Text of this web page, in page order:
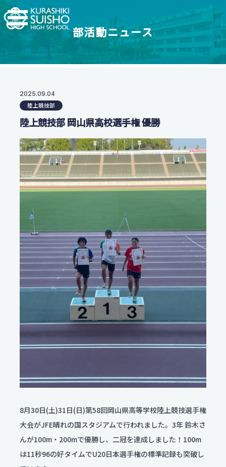
学科・コース
進学コース
【普通科】創学コース
創学コース 自己探求系
創学コース 福祉探求系
商業科
地域マーケティングコース
会計マネジメントコース
生活科学科
服飾コーディネートコース
食物クリエイトコース
保育デザインコース
看護科
看護科（⾼校課程）
専攻科（専攻科課程）
学校情報
制服紹介
2.5次元先生図鑑
翠松高校の強み
茶道教育
地域との連携
支援体制
翠松図鑑
進学実績
部活動一覧
部活動一覧
部活動ニュース
スイッチ！未来を開こう
オープンスクール・入試情報
今後のスケジュール
資料請求
お知らせ
翠松ニュース
在校生・保護者のみなさま
部活動ニュース
お問い合わせ
各種証明書発行
よくある質問
学校評価
教職員募集
関連リンク
部活動ニュース
2025.09.04
陸上競技部
陸上競技部 岡山県高校選手権 優勝
8月30日(土)31日(日)第58回岡山県高等学校陸上競技選手権
大会がJFE晴れの国スタジアムで行われました。3年 鈴木さ
んが100m・200mで優勝し、二冠を達成しました！100m
は11秒96の好タイムでU20日本選手権の標準記録も突破し